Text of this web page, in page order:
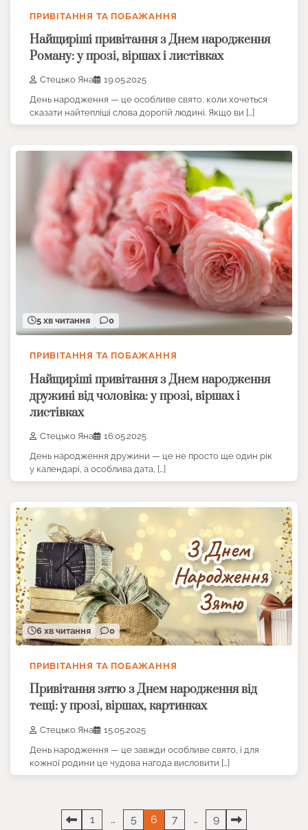
ПРИВІТАННЯ ТА ПОБАЖАННЯ
Найщиріші привітання з Днем народження
Роману: у прозі, віршах і листівках
Стецько Яна
19.05.2025
День народження — це особливе свято, коли хочеться
сказати найтепліші слова дорогій людині. Якщо ви […]
5 хв читання 0
ПРИВІТАННЯ ТА ПОБАЖАННЯ
Найщиріші привітання з Днем народження
дружині від чоловіка: у прозі, віршах і
листівках
Стецько Яна
16.05.2025
День народження дружини — це не просто ще один рік
у календарі, а особлива дата, […]
6 хв читання 0
ПРИВІТАННЯ ТА ПОБАЖАННЯ
Привітання зятю з Днем народження від
тещі: у прозі, віршах, картинках
Стецько Яна
15.05.2025
День народження — це завжди особливе свято, і для
кожної родини це чудова нагода висловити […]
Пагінація 1 … 5 6 7 … 9